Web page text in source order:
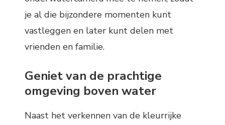
je al die bijzondere momenten kunt
vastleggen en later kunt delen met
vrienden en familie.
Geniet van de prachtige
omgeving boven water
Naast het verkennen van de kleurrijke